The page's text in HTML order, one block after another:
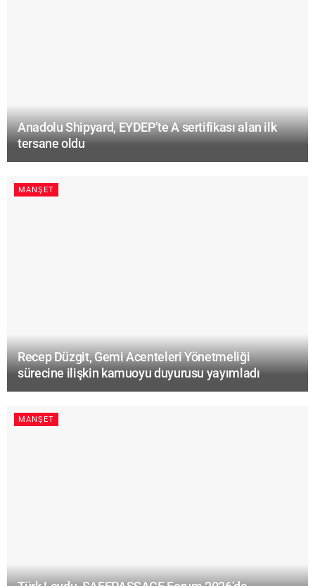
Anadolu Shipyard, EYDEP’te A sertifikası alan ilk
tersane oldu
MANŞET
Recep Düzgit, Gemi Acenteleri Yönetmeliği
sürecine ilişkin kamuoyu duyurusu yayımladı
MANŞET